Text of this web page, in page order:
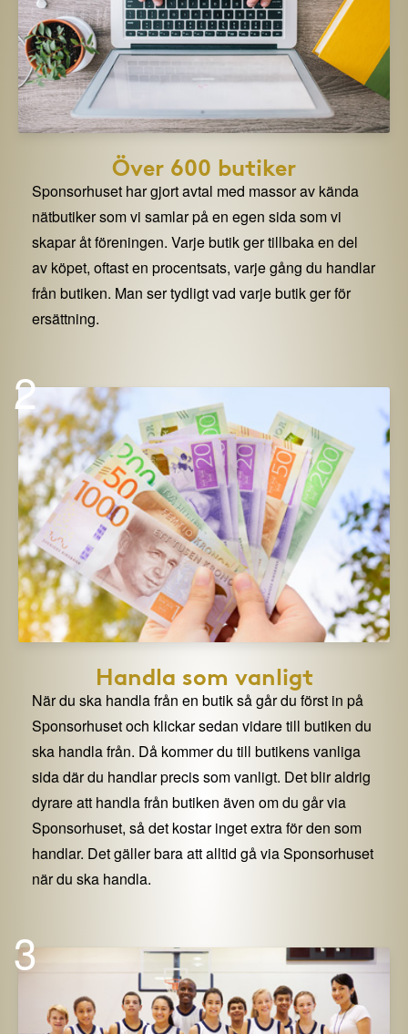
Över 600 butiker
Sponsorhuset har gjort avtal med massor av kända
nätbutiker som vi samlar på en egen sida som vi
skapar åt föreningen. Varje butik ger tillbaka en del
av köpet, oftast en procentsats, varje gång du handlar
från butiken. Man ser tydligt vad varje butik ger för
ersättning.
2
Handla som vanligt
När du ska handla från en butik så går du först in på
Sponsorhuset och klickar sedan vidare till butiken du
ska handla från. Då kommer du till butikens vanliga
sida där du handlar precis som vanligt. Det blir aldrig
dyrare att handla från butiken även om du går via
Sponsorhuset, så det kostar inget extra för den som
handlar. Det gäller bara att alltid gå via Sponsorhuset
när du ska handla.
3